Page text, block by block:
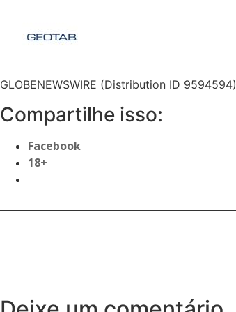
GLOBENEWSWIRE (Distribution ID 9594594)
Compartilhe isso:
Facebook
18+